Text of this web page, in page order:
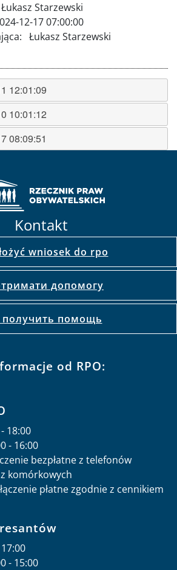
Łukasz Starzewski
12-17 07:00:00
Łukasz Starzewski
12:01:09
10:01:12
08:09:51
Kontakt
wniosek do rpo
допомогу
получить помощь
od RPO:
18:00
- 16:00
bezpłatne z telefonów
komórkowych
płatne zgodnie z cennikiem
- 15:00